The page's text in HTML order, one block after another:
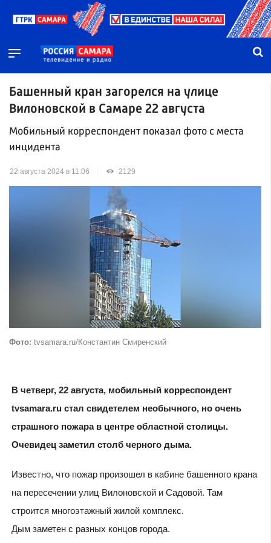
Башенный кран загорелся на улице
Вилоновской в Самаре 22 августа
Мобильный корреспондент показал фото с места
инцидента
22 августа 2024 в 11:06 2129
Фото: tvsamara.ru/Константин Смиренский
В четверг, 22 августа, мобильный корреспондент
tvsamara.ru стал свидетелем необычного, но очень
страшного пожара в центре областной столицы.
Очевидец заметил столб черного дыма.
Известно, что пожар произошел в кабине башенного крана
на пересечении улиц Вилоновской и Садовой. Там
строится многоэтажный жилой комплекс.
Дым заметен с разных концов города.